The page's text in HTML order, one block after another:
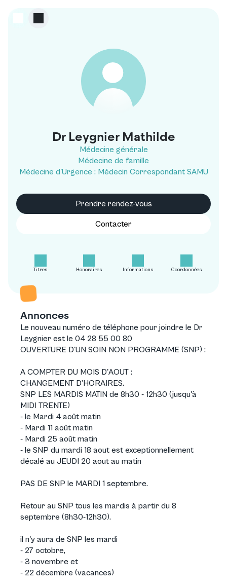
L
Dr Leygnier Mathilde
Médecine générale
Médecine de famille
Médecine d'Urgence : Médecin Correspondant SAMU
Prendre rendez-vous
Contacter
Titres Honoraires Informations Coordonnées
Annonces
Le nouveau numéro de téléphone pour joindre le Dr
Leygnier est le 04 28 55 00 80
OUVERTURE D'UN SOIN NON PROGRAMME (SNP) :
A COMPTER DU MOIS D'AOUT :
CHANGEMENT D’HORAIRES.
SNP LES MARDIS MATIN de 8h30 - 12h30 (jusqu'à
MIDI TRENTE)
- le Mardi 4 août matin
- Mardi 11 août matin
- Mardi 25 août matin
- le SNP du mardi 18 aout est exceptionnellement
décalé au JEUDI 20 aout au matin
PAS DE SNP le MARDI 1 septembre.
Retour au SNP tous les mardis à partir du 8
septembre (8h30-12h30).
il n'y aura de SNP les mardi
- 27 octobre,
- 3 novembre et
- 22 décembre (vacances)